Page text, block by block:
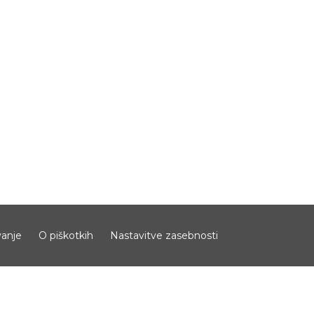
O piškotkih Nastavitve zasebnosti